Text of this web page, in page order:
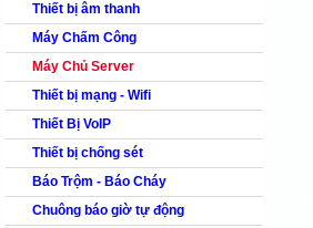
Thiết bị âm thanh
Máy Chấm Công
Máy Chủ Server
Thiết bị mạng - Wifi
Thiết Bị VoIP
Thiết bị chống sét
Báo Trộm - Báo Cháy
Chuông báo giờ tự động